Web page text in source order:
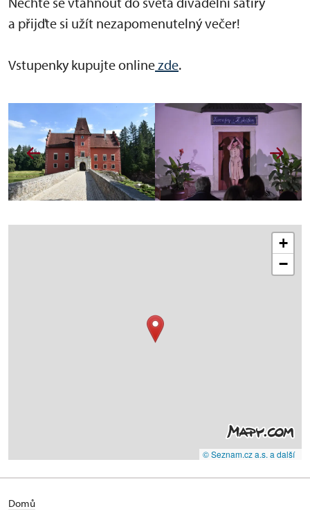
a přijďte si užít nezapomenutelný večer!
Vstupenky kupujte onlinezde.
+
−
© Seznam.cz a.s. a další
Domů